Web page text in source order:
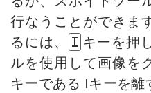
目の色を変更する方
人物画の編集 : 眼鏡
口紅の色を選択
古い写真の修復
行なうことができま
るには、
I キーを押
ルを使用して画像を
キーである Iキーを